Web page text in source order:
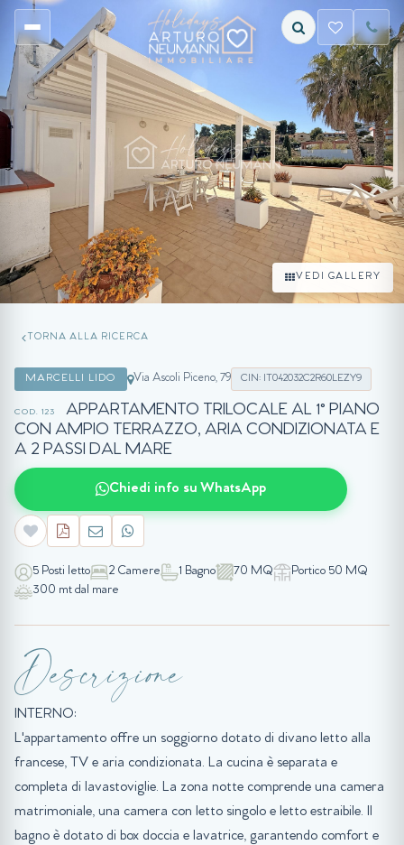
VEDI GALLERY
TORNA ALLA RICERCA
MARCELLI LIDO Via Ascoli Piceno, 79 CIN: IT042032C2R60LEZY9
COD. 123
APPARTAMENTO TRILOCALE AL 1° PIANO
CON AMPIO TERRAZZO, ARIA CONDIZIONATA E
A 2 PASSI DAL MARE
Chiedi info su WhatsApp
5 Posti letto 2 Camere 1 Bagno 70 MQ
Portico 50 MQ
300 mt dal mare
Descrizione
INTERNO:
L'appartamento offre un soggiorno dotato di divano letto alla
francese, TV e aria condizionata. La cucina è separata e
completa di lavastoviglie. La zona notte comprende una camera
matrimoniale, una camera con letto singolo e letto estraibile. Il
bagno è dotato di box doccia e lavatrice, garantendo comfort e